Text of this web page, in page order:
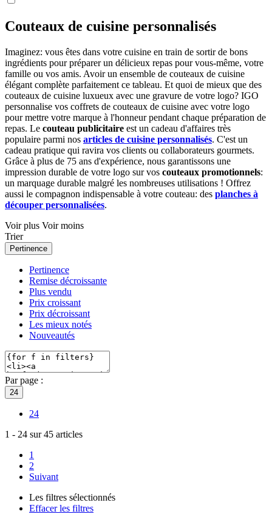
Couteaux de cuisine personnalisés
Imaginez: vous êtes dans votre cuisine en train de sortir de bons
ingrédients pour préparer un délicieux repas pour vous-même, votre
famille ou vos amis. Avoir un ensemble de couteaux de cuisine
élégant complète parfaitement ce tableau. Et quoi de mieux que des
couteaux de cuisine luxueux avec une gravure de votre logo? IGO
personnalise vos coffrets de couteaux de cuisine avec votre logo
pour mettre votre marque à l'honneur pendant chaque préparation de
repas. Le couteau publicitaire est un cadeau d'affaires très
populaire parmi nos articles de cuisine personnalisés. C'est un
cadeau pratique qui ravira vos clients ou collaborateurs gourmets.
Grâce à plus de 75 ans d'expérience, nous garantissons une
impression durable de votre logo sur vos couteaux promotionnels:
un marquage durable malgré les nombreuses utilisations ! Offrez
aussi le compagnon indispensable à votre couteau: des planches à
découper personnalisées.
Voir plus Voir moins
Trier
Pertinence
Pertinence
Remise décroissante
Plus vendu
Prix croissant
Prix décroissant
Les mieux notés
Nouveautés
Par page :
24
24
1 - 24 sur45 articles
1
2
Suivant
Les filtres sélectionnés
Effacer les filtres